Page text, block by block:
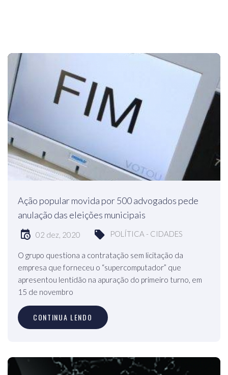
Ação popular movida por 500 advogados pede
anulação das eleições municipais
02 dez, 2020 POLÍTICA - CIDADES
O grupo questiona a contratação sem licitação da
empresa que forneceu o “supercomputador” que
apresentou lentidão na apuração do primeiro turno, em
15 de novembro
CONTINUA LENDO